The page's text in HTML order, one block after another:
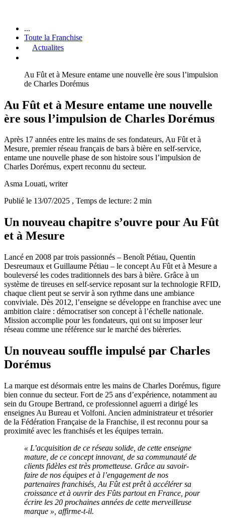
...
Toute la Franchise
Actualites
Au Fût et à Mesure entame une nouvelle ère sous l’impulsion
de Charles Dorémus
Au Fût et à Mesure entame une nouvelle
ère sous l’impulsion de Charles Dorémus
Après 17 années entre les mains de ses fondateurs, Au Fût et à
Mesure, premier réseau français de bars à bière en self-service,
entame une nouvelle phase de son histoire sous l’impulsion de
Charles Dorémus, expert reconnu du secteur.
Asma Louati, writer
Publié le 13/07/2025 , Temps de lecture: 2 min
Un nouveau chapitre s’ouvre pour Au Fût
et à Mesure
Lancé en 2008 par trois passionnés – Benoît Pétiau, Quentin
Desreumaux et Guillaume Pétiau – le concept Au Fût et à Mesure a
bouleversé les codes traditionnels des bars à bière. Grâce à un
système de tireuses en self-service reposant sur la technologie RFID,
chaque client peut se servir à son rythme dans une ambiance
conviviale. Dès 2012, l’enseigne se développe en franchise avec une
ambition claire : démocratiser son concept à l’échelle nationale.
Mission accomplie pour les fondateurs, qui ont su imposer leur
réseau comme une référence sur le marché des bièreries.
Un nouveau souffle impulsé par Charles
Dorémus
La marque est désormais entre les mains de Charles Dorémus, figure
bien connue du secteur. Fort de 25 ans d’expérience, notamment au
sein du Groupe Bertrand, ce professionnel aguerri a dirigé les
enseignes Au Bureau et Volfoni. Ancien administrateur et trésorier
de la Fédération Française de la Franchise, il est reconnu pour sa
proximité avec les franchisés et les équipes terrain.
« L’acquisition de ce réseau solide, de cette enseigne
mature, de ce concept innovant, de sa communauté de
clients fidèles est très prometteuse. Grâce au savoir-
faire de nos équipes et à l’engagement de nos
partenaires franchisés, Au Fût est prêt à accélérer sa
croissance et à ouvrir des Fûts partout en France, pour
écrire les 20 prochaines années de cette merveilleuse
marque », affirme-t-il.